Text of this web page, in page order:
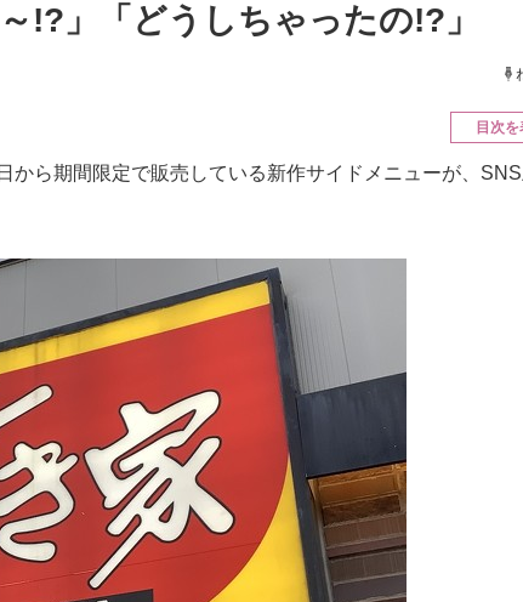
～!?」「どうしちゃったの!?」
目次
ら期間限定で販売している新作サイドメニューが、